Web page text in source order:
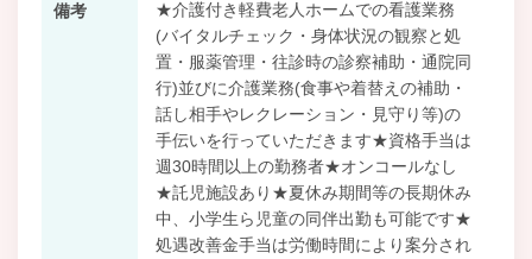
備考
★介護付き軽費老人ホームでの看護業務
(バイタルチェック・身体状況の観察と処
置・服薬管理・往診時の診察補助・通院同
行)並びに介護業務(食事や着替えの補助・
話し相手やレクレーション・見守り等)の
手伝いを行っていただきます★資格手当は
週30時間以上の勤務者★オンコールなし
★託児施設あり★夏休み期間等の長期休み
中、小学生ら児童の同伴出勤も可能です★
処遇改善金手当は労働時間により案分され